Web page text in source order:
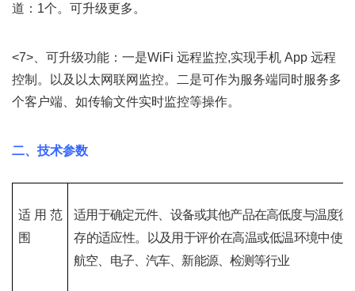
道：1个。可升级更多。
<7>、可升级功能：一是WiFi 远程监控,实现手机 App 远程
控制。以及以太网联网监控。二是可作为服务端同时服务多
个客户端、如传输文件实时监控等操作。
二、技术参数
适用范
围
适用于确定元件、设备或其他产品在高低度与温度
存的适应性。以及用于评价在高温或低温环境中使
航空、电子、汽车、新能源、检测等行业